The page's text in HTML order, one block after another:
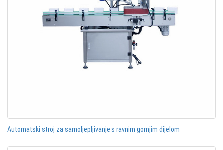
Automatski stroj za samoljepljivanje s ravnim gornjim dijelom